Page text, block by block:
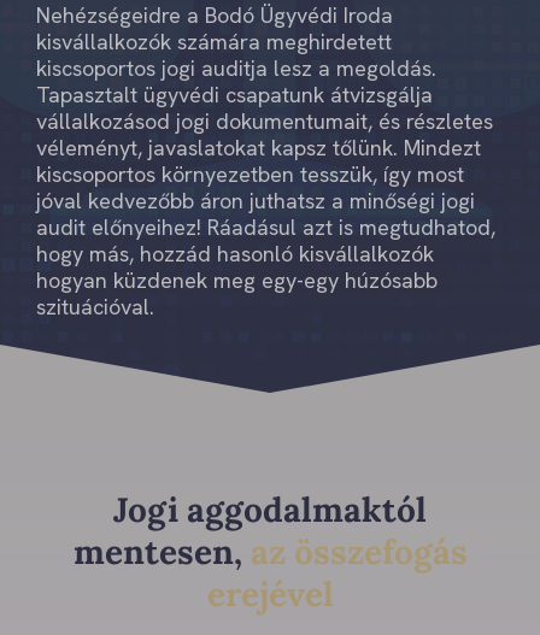
Nehézségeidre a Bodó Ügyvédi Iroda
kisvállalkozók számára meghirdetett
kiscsoportos jogi auditja lesz a megoldás.
Tapasztalt ügyvédi csapatunk átvizsgálja
vállalkozásod jogi dokumentumait, és részletes
véleményt, javaslatokat kapsz tőlünk. Mindezt
kiscsoportos környezetben tesszük, így most
jóval kedvezőbb áron juthatsz a minőségi jogi
audit előnyeihez! Ráadásul azt is megtudhatod,
hogy más, hozzád hasonló kisvállalkozók
hogyan küzdenek meg egy-egy húzósabb
szituációval.
Jogi aggodalmaktól
mentesen, az összefogás
erejével